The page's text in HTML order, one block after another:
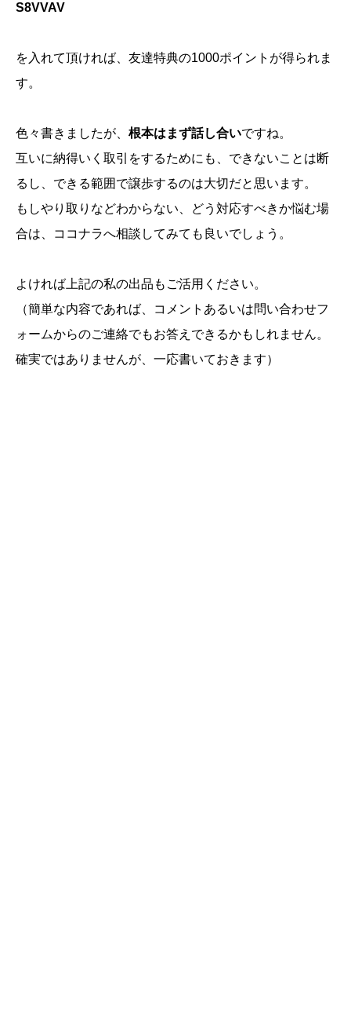
S8VVAV
を入れて頂ければ、友達特典の1000ポイントが得られま
す。
色々書きましたが、 根本はまず話し合いですね。
互いに納得いく取引をするためにも、できないことは断
るし、できる範囲で譲歩するのは大切だと思います。
もしやり取りなどわからない、どう対応すべきか悩む場
合は、ココナラへ相談してみても良いでしょう。
よければ上記の私の出品もご活用ください。
（簡単な内容であれば、コメントあるいは問い合わせフ
ォームからのご連絡でもお答えできるかもしれません。
確実ではありませんが、一応書いておきます）